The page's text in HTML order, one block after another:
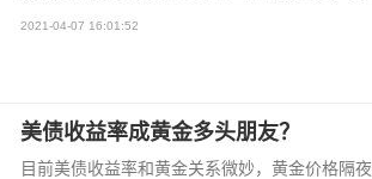
2021-04-07 16:01:52
美债收益率成黄金多头朋友？
目前美债收益率和黄金关系微妙，黄金价格隔